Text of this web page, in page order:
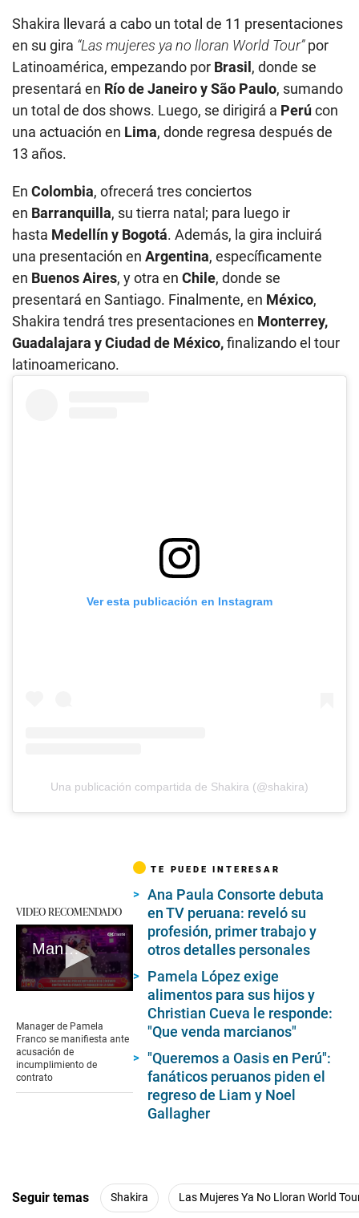
Shakira llevará a cabo un total de 11 presentaciones
en su gira “Las mujeres ya no lloran World Tour”por
Latinoamérica, empezando por Brasil , donde se
presentará en Río de Janeiro y São Paulo, sumando
un total de dos shows. Luego, se dirigirá a Perúcon
una actuación en Lima, donde regresa después de
13 años.
En Colombia, ofrecerá tres conciertos
en Barranquilla, su tierra natal; para luego ir
hasta Medellín y Bogotá. Además, la gira incluirá
una presentación en Argentina, específicamente
en Buenos Aires, y otra en Chile, donde se
presentará en Santiago. Finalmente, en México,
Shakira tendrá tres presentaciones en Monterrey,
Guadalajara y Ciudad de México,finalizando el tour
latinoamericano.
Ver esta publicación en Instagram
Una publicación compartida de Shakira (@shakira)
VIDEO RECOMENDADO
Manager de Pamela Franco se manifiesta ante acusación de incumplimiento de contrato
of
2
minutes,
42
seconds
Manager de Pamela
Franco se manifiesta ante
acusación de
incumplimiento de
contrato
TE PUEDE INTERESAR
Ana Paula Consorte debuta
en TV peruana: reveló su
profesión, primer trabajo y
otros detalles personales
Pamela López exige
alimentos para sus hijos y
Christian Cueva le responde:
"Que venda marcianos"
"Queremos a Oasis en Perú":
fanáticos peruanos piden el
regreso de Liam y Noel
Gallagher
Seguir temas Shakira Las Mujeres Ya No Lloran World